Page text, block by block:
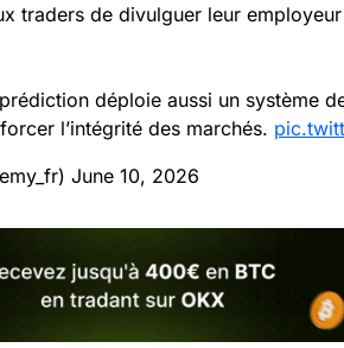
traders de divulguer leur employeur
déploie aussi un système
l’intégrité des marchés.
June 10, 2026